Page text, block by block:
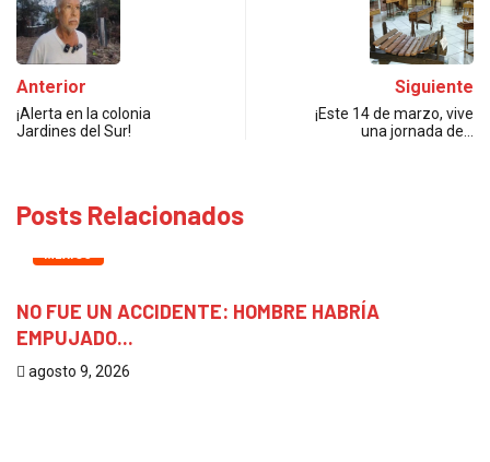
Anterior
¡Alerta en la colonia
Jardines del Sur!
Siguiente
¡Este 14 de marzo, vive
una jornada de…
Posts Relacionados
MÉXICO
NO FUE UN ACCIDENTE: HOMBRE HABRÍA
EMPUJADO...
agosto 9, 2026